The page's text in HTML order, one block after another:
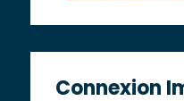
Connexion